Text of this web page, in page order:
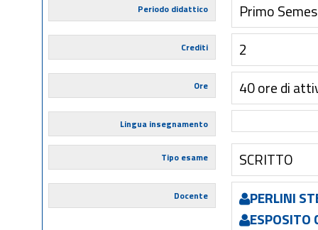
Periodo didattico Primo
Crediti 2
Ore 40 ore di
Lingua insegnamento
Tipo esame SCRITTO
Docente
PERLINI
ESPOSITO